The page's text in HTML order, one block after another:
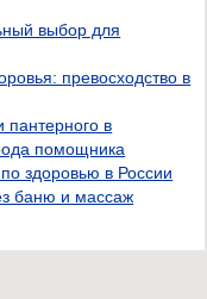
выбор для
превосходство в
пантерного в
помощника
здоровью в России
баню и массаж